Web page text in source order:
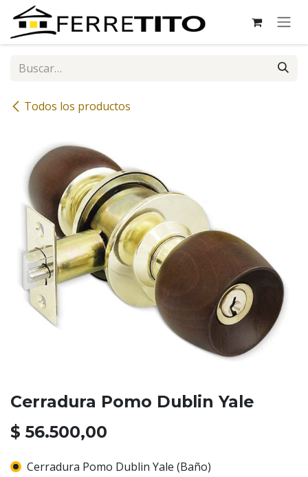
Ir al contenido
Todos los productos
Cerradura Pomo Dublin Yale
$ 56.500,00
Cerradura Pomo Dublin Yale (Baño)